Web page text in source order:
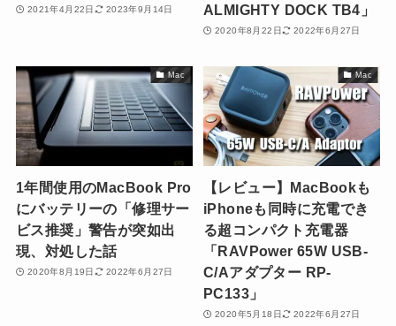
2021年4月22日 2023年9月14日
ALMIGHTY DOCK TB4」
2020年8月22日 2022年6月27日
Mac
1年間使用のMacBook Pro
にバッテリーの「修理サー
ビス推奨」警告が突如出
現、対処した話
2020年8月19日 2022年6月27日
Mac
【レビュー】MacBookも
iPhoneも同時に充電でき
る超コンパクト充電器
「RAVPower 65W USB-
C/Aアダプター RP-
PC133」
2020年5月18日 2022年6月27日